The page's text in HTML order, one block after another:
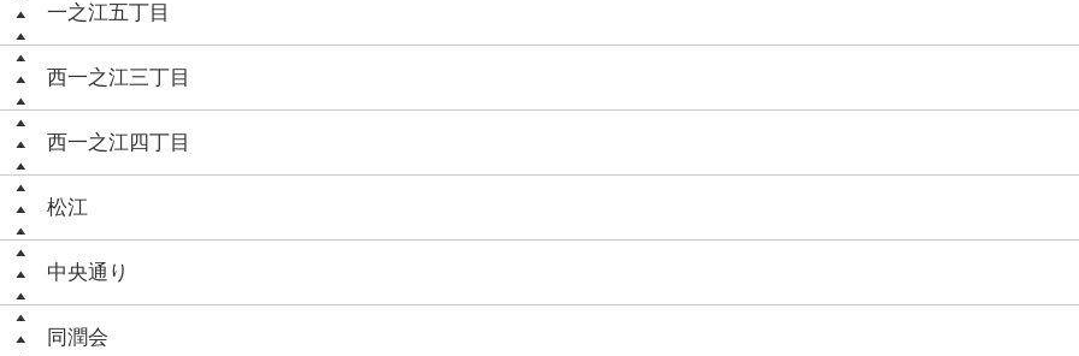
一之江五丁目
西一之江三丁目
西一之江四丁目
松江
中央通り
同潤会